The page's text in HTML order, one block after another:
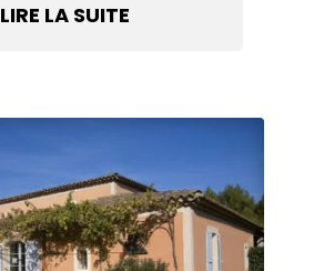
LIRE LA SUITE